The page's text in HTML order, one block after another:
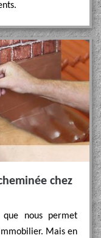
chez
que nous permet
Mais en